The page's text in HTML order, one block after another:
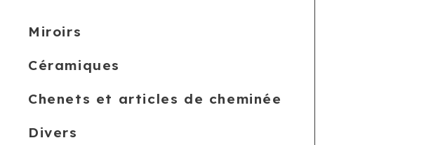
Miroirs
Céramiques
Chenets et articles de cheminée
Divers